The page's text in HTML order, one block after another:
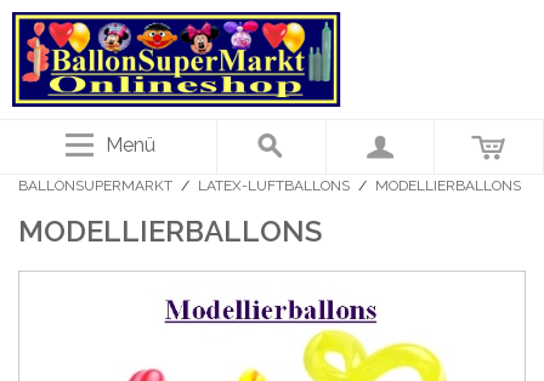
Menü
BALLONSUPERMARKT / LATEX-LUFTBALLONS / MODELLIERBALLONS
MODELLIERBALLONS